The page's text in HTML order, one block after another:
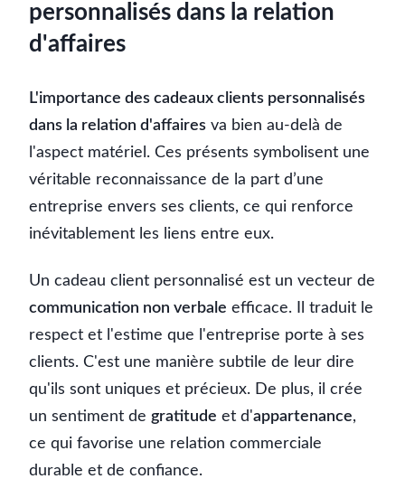
personnalisés dans la relation
d'affaires
L'importance des cadeaux clients personnalisés
dans la relation d'affaires va bien au-delà de
l'aspect matériel. Ces présents symbolisent une
véritable reconnaissance de la part d’une
entreprise envers ses clients, ce qui renforce
inévitablement les liens entre eux.
Un cadeau client personnalisé est un vecteur de
communication non verbale efficace. Il traduit le
respect et l'estime que l'entreprise porte à ses
clients. C'est une manière subtile de leur dire
qu'ils sont uniques et précieux. De plus, il crée
un sentiment de gratitude et d'appartenance,
ce qui favorise une relation commerciale
durable et de confiance.